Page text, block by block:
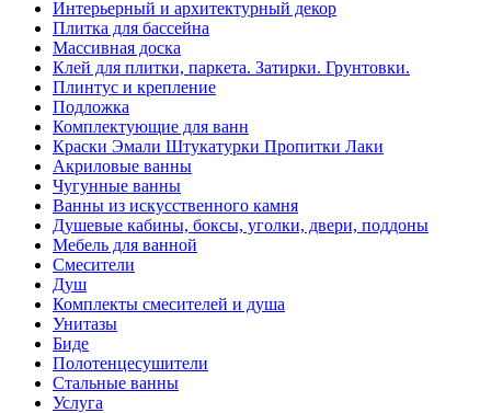
Интерьерный и архитектурный декор
Плитка для бассейна
Массивная доска
Клей для плитки, паркета. Затирки. Грунтовки.
Плинтус и крепление
Подложка
Комплектующие для ванн
Краски Эмали Штукатурки Пропитки Лаки
Акриловые ванны
Чугунные ванны
Ванны из искусственного камня
Душевые кабины, боксы, уголки, двери, поддоны
Мебель для ванной
Смесители
Душ
Комплекты смесителей и душа
Унитазы
Биде
Полотенцесушители
Стальные ванны
Услуга